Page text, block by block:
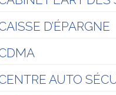
D’ÉPARGNE
AUTO